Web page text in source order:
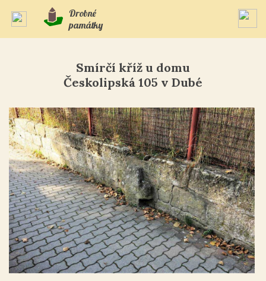
Drobné
památky
Smírčí kříž u domu
Českolipská 105 v Dubé